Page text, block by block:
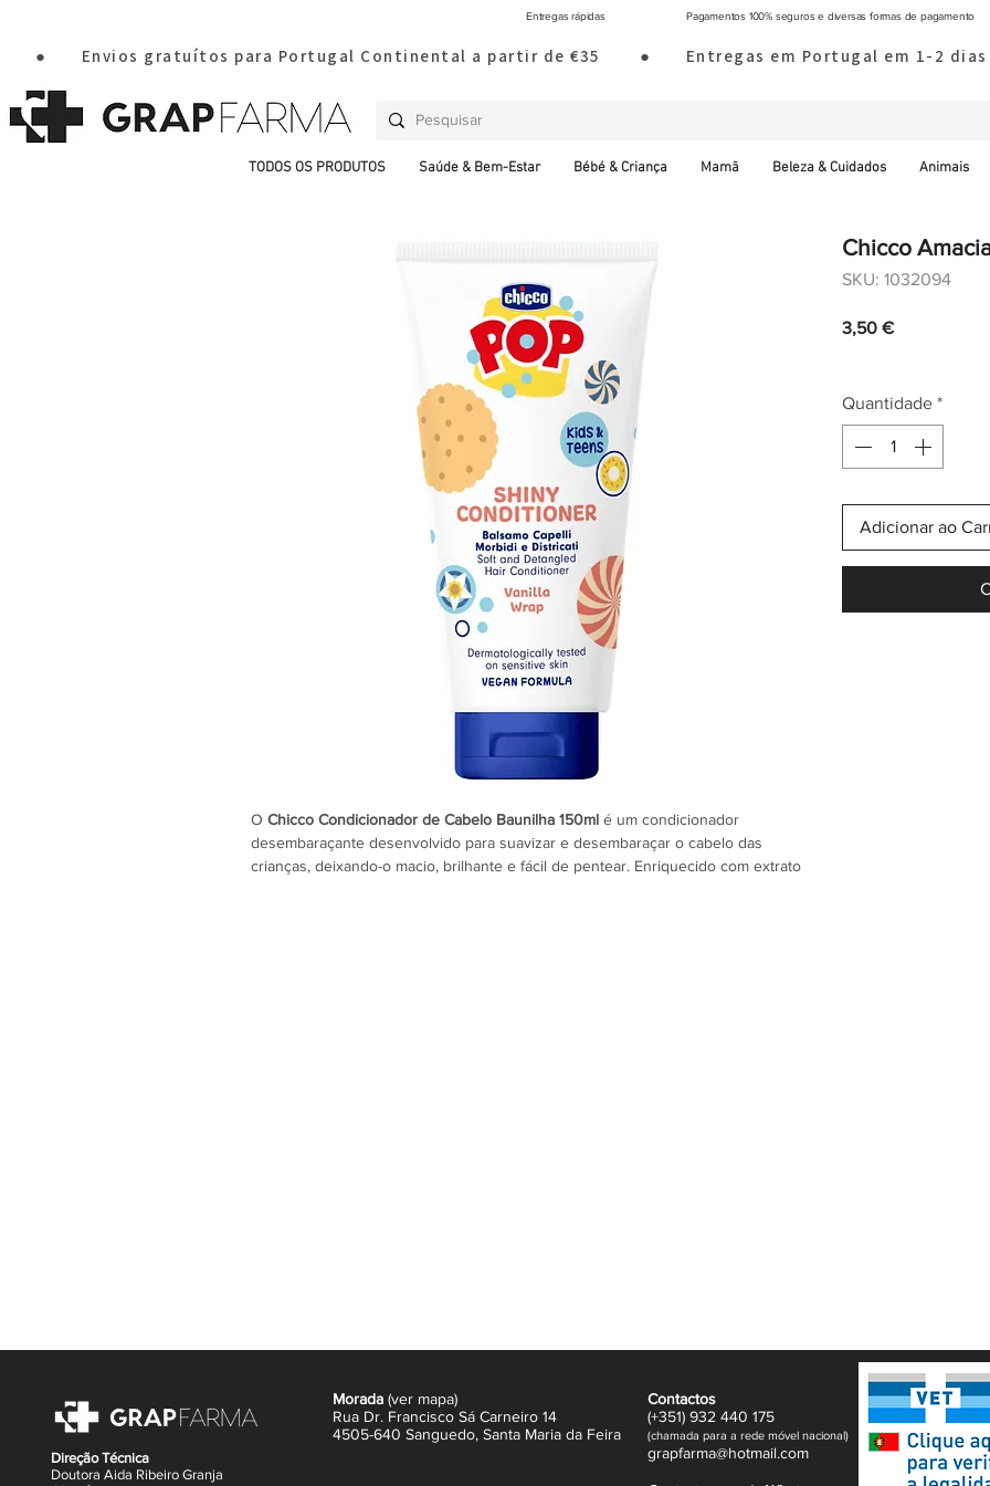
Entregas rápidas Pagamentos 100% seguros e diversas formas de pagamento
●       Envios gratuítos para Portugal Continental a partir de €35        ●       Entregas em Portugal em 1-
TODOS OS PRODUTOS Saúde & Bem-Estar Bébé & Criança Mamã Beleza & Cuidados Animais
O Chicco Condicionador de Cabelo Baunilha 150ml é um condicionador
desembaraçante desenvolvido para suavizar e desembaraçar o cabelo das
crianças, deixando-o macio, brilhante e fácil de pentear. Enriquecido com extrato
Chicco
SKU: 1032094
3,50 €Preço
Quantidade *
Adicionar ao
Direção Técnica
Doutora Aida Ribeiro Granja
Contactos
(+351) 932 440 175
(chamada para a rede móvel nacional)
grapfarma@hotmail.com
Morada (ver mapa)
Rua Dr. Francisco Sá Carneiro 14
4505-640 Sanguedo, Santa Maria da Feira